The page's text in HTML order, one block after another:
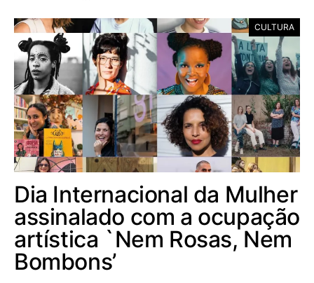
CULTURA
Dia Internacional da Mulher
assinalado com a ocupação
artística `Nem Rosas, Nem
Bombons’